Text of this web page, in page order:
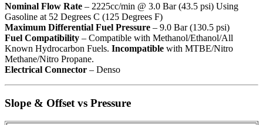
Nominal Flow Rate – 2225cc/min @ 3.0 Bar (43.5 psi) Using
Gasoline at 52 Degrees C (125 Degrees F)
Maximum Differential Fuel Pressure – 9.0 Bar (130.5 psi)
Fuel Compatibility – Compatible with Methanol/Ethanol/All
Known Hydrocarbon Fuels. Incompatible with MTBE/Nitro
Methane/Nitro Propane.
Electrical Connector – Denso
Slope & Offset vs Pressure